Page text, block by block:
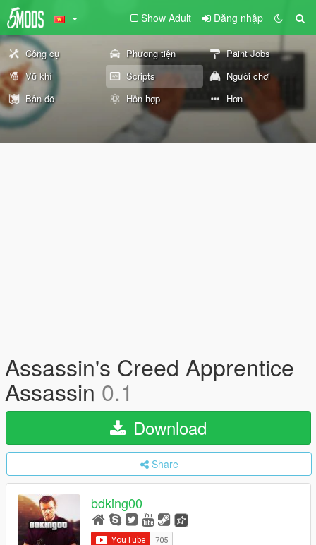
Show Adult Đăng nhập
Công cụ Phương tiện
Paint Jobs
Vũ khí
Scripts
Người chơi
Bản đồ
Hỗn hợp Hơn
Assassin's Creed Apprentice
Assassin 0.1
Download
Share
bdking00